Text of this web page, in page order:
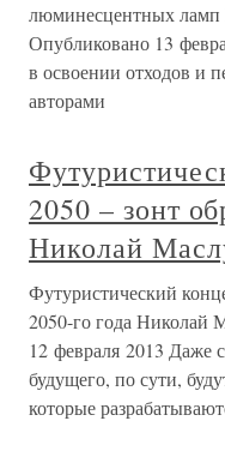
люминесцентных
Опубликовано 13
в освоении отходов и
авторами
2050 – зонт
Николай
Футуристический
2050-го года Николай
12 февраля 2013 Даже
будущего, по сути,
которые